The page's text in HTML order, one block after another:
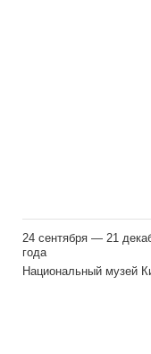
24 сентября — 21
года
Национальный музей